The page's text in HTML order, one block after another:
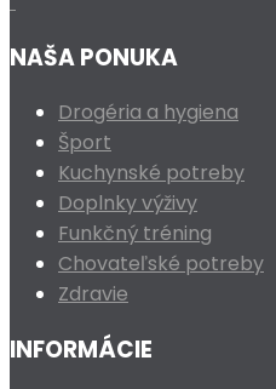
NAŠA PONUKA
Drogéria a hygiena
Šport
Kuchynské potreby
Doplnky výživy
Funkčný tréning
Chovateľské potreby
Zdravie
INFORMÁCIE